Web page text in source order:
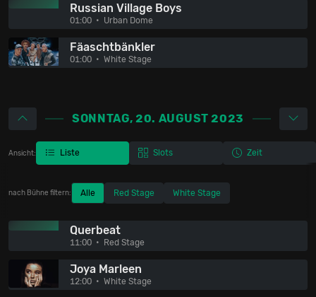
Russian Village Boys
01:00 Urban Dome
Fäaschtbänkler
01:00 White Stage
SONNTAG, 20. AUGUST 2023
Ansicht: Liste Slots Zeit
nach Bühne filtern: Alle Red Stage White Stage
Querbeat
11:00 Red Stage
Joya Marleen
12:00 White Stage